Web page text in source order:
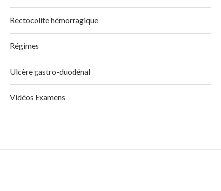
Rectocolite hémorragique
Régimes
Ulcère gastro-duodénal
Vidéos Examens